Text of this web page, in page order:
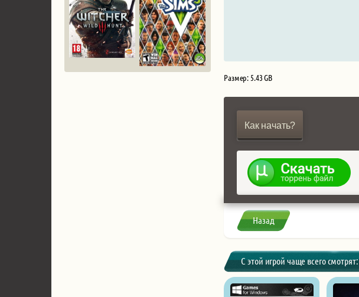
Размер: 5.43 GB
Как начать?
Назад
С этой игрой чаще всего смотрят: